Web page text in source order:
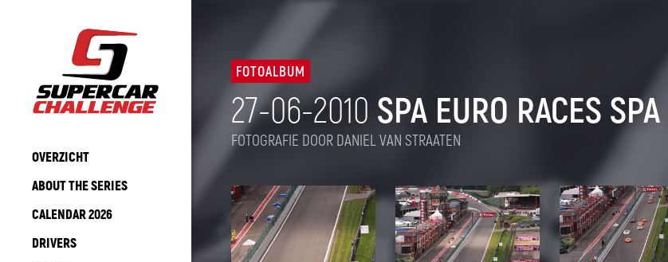
OVERZICHT
ABOUT THE SERIES
CALENDAR 2026
DRIVERS
FOTOALBUM
27-06-2010 SPA EURO RACES
FOTOGRAFIE DOOR DANIEL VAN STRAATEN